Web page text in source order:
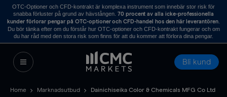
OTC-Optioner och CFD-kontrakt är komplexa instrument som innebär stor risk för
snabba förluster på grund av hävstången. 70 procent av alla icke-professionella
kunder förlorar pengar på OTC-optioner och CFD-handel hos den här leverantören.
Du bör tänka efter om du förstår hur OTC-optioner och CFD-kontrakt fungerar och om
du har råd med den stora risk som finns för att du kommer att förlora dina pengar.
Bli kund
Home Marknadsutbud Dainichiseika Color & Chemicals MFG Co Ltd